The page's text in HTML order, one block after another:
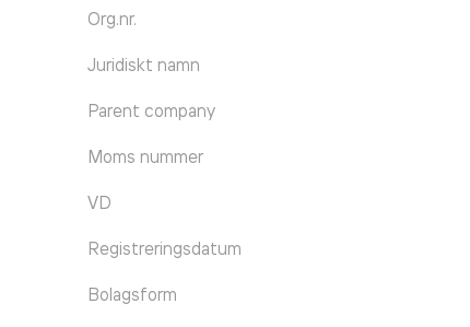
Org.nr.
Juridiskt namn
Parent company
Moms nummer
VD
Registreringsdatum
Bolagsform